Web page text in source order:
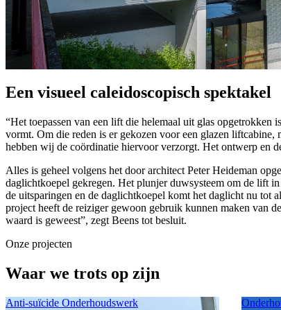
Een visueel caleidoscopisch spektakel
“Het toepassen van een lift die helemaal uit glas opgetrokken
vormt. Om die reden is er gekozen voor een glazen
hebben wij de coördinatie hiervoor verzorgt. Het ontwerp en
Alles is geheel volgens het door architect Peter Heideman
daglichtkoepel gekregen. Het plunjer duwsysteem om de lift
de uitsparingen en de daglichtkoepel komt het daglicht nu tot
project heeft de reiziger gewoon gebruik kunnen maken van
waard is geweest”, zegt Beens tot besluit.
Onze projecten
Waar we trots op zijn
Anti-suïcide Onderhoudswerk